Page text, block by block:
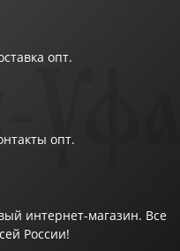
опт.
опт.
интернет-магазин. Все
России!